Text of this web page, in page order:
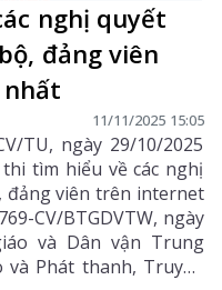
nghị quyết
đảng viên
11/11/2025 15:05
TU, ngày 29/10/2025
tìm hiểu về các nghị
đảng viên trên internet
CV/BTGDVTW, ngày
và Dân vận Trung
Phát thanh, Truyền